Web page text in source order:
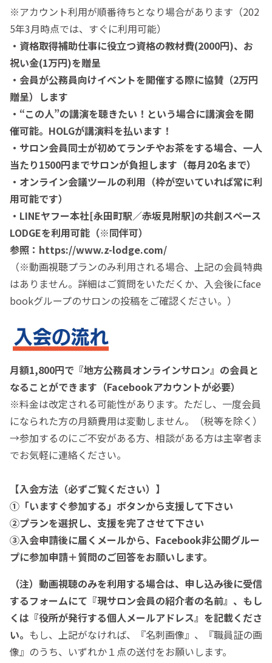
※アカウント利用が順番待ちとなり場合があります（202
5年3月時点では、すぐに利用可能）
・資格取得補助仕事に役立つ資格の教材費(2000円)、お
祝い金(1万円)を贈呈
・会員が公務員向けイベントを開催する際に協賛（2万円
贈呈）します
・“この人”の講演を聴きたい！という場合に講演会を開
催可能。HOLGが講演料を払います！
・サロン会員同士が初めてランチやお茶をする場合、一人
当たり1500円までサロンが負担します（毎月20名まで）
・オンライン会議ツールの利用（枠が空いていれば常に利
用可能です）
・LINEヤフー本社[永田町駅／赤坂見附駅]の共創スペース
LODGEを利用可能（※同伴可）
参照：https://www.z-lodge.com/
（※動画視聴プランのみ利用される場合、上記の会員特典
はありません。詳細はご質問をいただくか、入会後にface
bookグループのサロンの投稿をご確認ください。）
月額1,800円で『地方公務員オンラインサロン』の会員と
なることができます（Facebookアカウントが必要）
※料金は改定される可能性があります。ただし、一度会員
になられた方の月額費用は変動しません。（税等を除く）
→参加するのにご不安がある方、相談がある方は主宰者ま
でお気軽に連絡ください。
【入会方法（必ずご覧ください）】
①「いますぐ参加する」ボタンから支援して下さい
②プランを選択し、支援を完了させて下さい
③入会申請後に届くメールから、Facebook非公開グルー
プに参加申請＋質問のご回答をお願いします。
（注）動画視聴のみを利用する場合は、申し込み後に受信
するフォームにて『現サロン会員の紹介者の名前』、もし
くは『役所が発行する個人メールアドレス』を記載くださ
い。 もし、上記がなければ、『名刺画像』、『職員証の画
像』のうち、いずれか１点の送付をお願いします。